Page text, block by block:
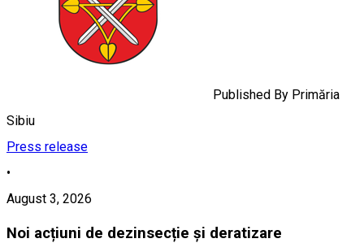
Published By Primăria
Sibiu
Press release
•
August 3, 2026
Noi acțiuni de dezinsecție și deratizare